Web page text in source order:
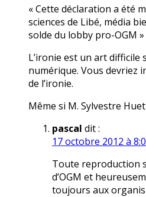
« Cette déclaration a été
sciences de Libé, média
solde du lobby pro-OGM »
L’ironie est un art difficile
numérique. Vous devriez
de l’ironie.
Même si M. Sylvestre
pascal dit :
17 octobre 2012 à
Toute reproduction
d’OGM et
toujours aux